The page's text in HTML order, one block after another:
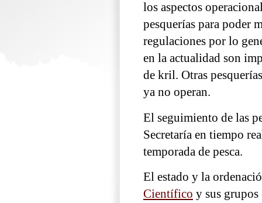
los aspectos
pesquerías para poder
regulaciones por lo
en la actualidad son
de kril. Otras
ya no operan.
El seguimiento de las
Secretaría en tiempo
temporada de pesca.
El estado y la
Científico y sus grupos